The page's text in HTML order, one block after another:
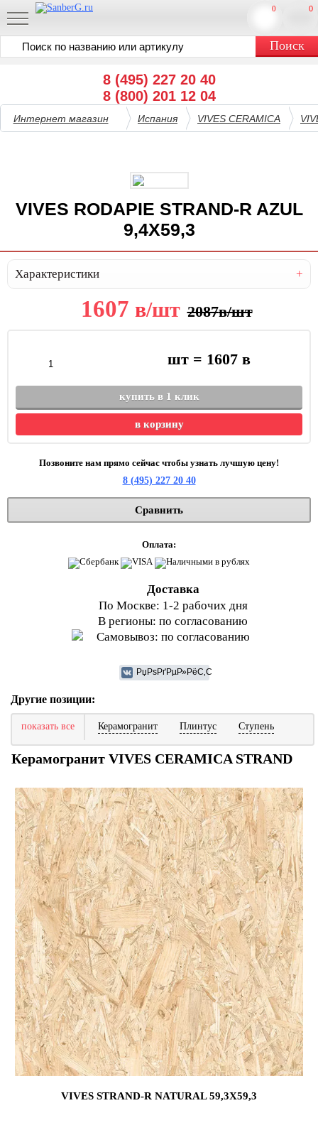
8 (495) 227 20 40
8 (800) 201 12 04
0
0
Интернет магазин Испания VIVES CERAMICA
VIVES RODAPIE STRAND-R AZUL
9,4X59,3
Характеристики
1607 в/шт 2087в/шт
шт = 1607 в
купить в 1 клик
в корзину
Позвоните нам прямо сейчас чтобы узнать лучшую цену!
8 (495) 227 20 40
Сравнить
Оплата:
Доставка
По Москве: 1-2 рабочих дня
В регионы: по согласованию
Самовывоз: по согласованию
Другие позиции:
показать все Керамогранит Плинтус Ступень
Керамогранит VIVES CERAMICA STRAND
VIVES STRAND-R NATURAL 59,3X59,3